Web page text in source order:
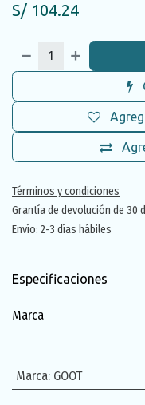
S/ 104.24
Términos y condiciones
Grantía de devolución de 30
Envío: 2-3 días hábiles
Especificaciones
Marca
Marca: GOOT